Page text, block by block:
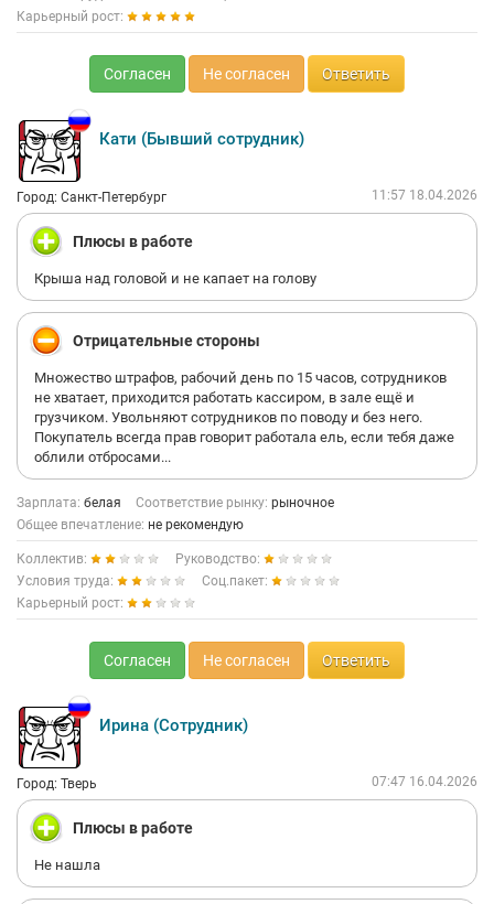
Карьерный рост:
Согласен Не согласен Ответить
Кати (Бывший сотрудник)
Город: Санкт-Петербург 11:57 18.04.2026
Плюсы в работе
Крыша над головой и не капает на голову
Отрицательные стороны
Множество штрафов, рабочий день по 15 часов, сотрудников
не хватает, приходится работать кассиром, в зале ещё и
грузчиком. Увольняют сотрудников по поводу и без него.
Покупатель всегда прав говорит работала ель, если тебя даже
облили отбросами...
Зарплата: белая Соответствие рынку: рыночное
Общее впечатление: не рекомендую
Коллектив:
Руководство:
Условия труда:
Соц.пакет:
Карьерный рост:
Согласен Не согласен Ответить
Ирина (Сотрудник)
Город: Тверь 07:47 16.04.2026
Плюсы в работе
Не нашла